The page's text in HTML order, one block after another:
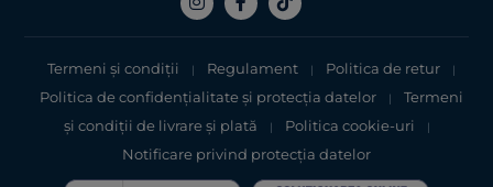
Termeni și condiții | Regulament | Politica de retur |
Politica de confidențialitate şi protecţia datelor |
Termeni
şi condiții de livrare și plată
| Politica cookie-uri |
Notificare privind protecția datelor